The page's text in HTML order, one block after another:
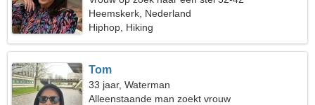
Heemskerk, Nederland
Hiphop, Hiking
Tom
33 jaar, Waterman
Alleenstaande man zoekt vrouw